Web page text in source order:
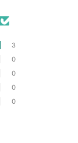
3
0
0
0
0